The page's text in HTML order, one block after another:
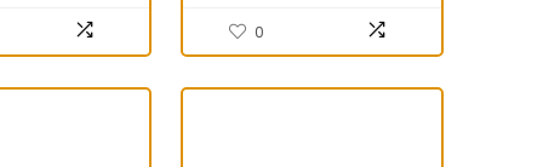
Reißverschluss, Knopf,
Schnalle
0